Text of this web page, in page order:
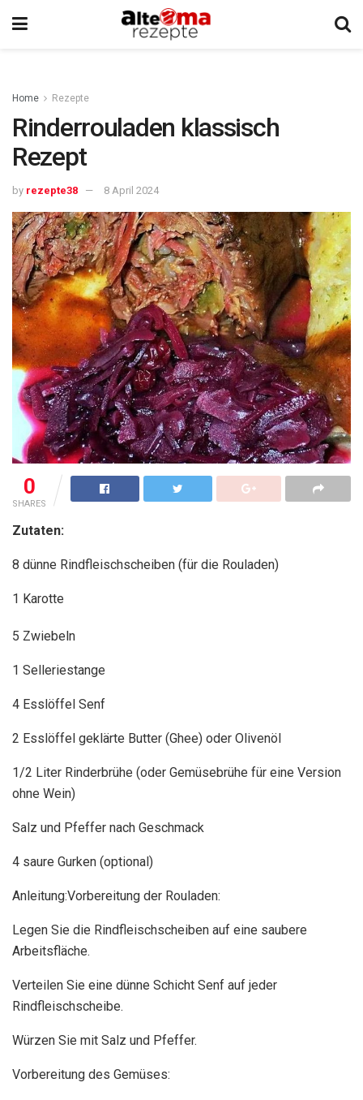
Home Rezepte
Rinderrouladen klassisch
Rezept
by rezepte38 8 April 2024
0
SHARES
Zutaten:
8 dünne Rindfleischscheiben (für die Rouladen)
1 Karotte
5 Zwiebeln
1 Selleriestange
4 Esslöffel Senf
2 Esslöffel geklärte Butter (Ghee) oder Olivenöl
1/2 Liter Rinderbrühe (oder Gemüsebrühe für eine Version
ohne Wein)
Salz und Pfeffer nach Geschmack
4 saure Gurken (optional)
Anleitung:Vorbereitung der Rouladen:
Legen Sie die Rindfleischscheiben auf eine saubere
Arbeitsfläche.
Verteilen Sie eine dünne Schicht Senf auf jeder
Rindfleischscheibe.
Würzen Sie mit Salz und Pfeffer.
Vorbereitung des Gemüses: